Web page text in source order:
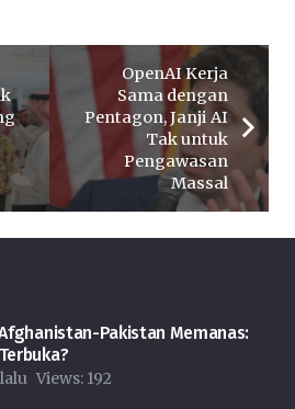
OpenAI Kerja
Sama dengan
Pentagon, Janji AI
Tak untuk
Pengawasan
Massal
Pakistan Memanas:
Views: 192